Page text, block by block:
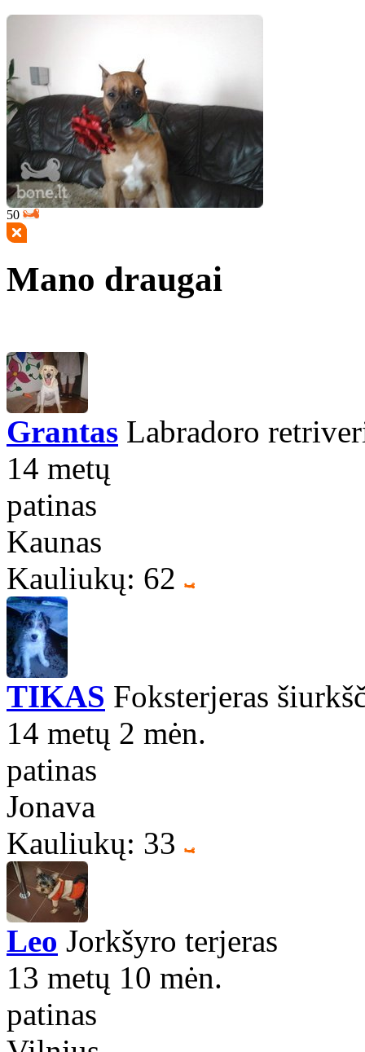
50
Mano draugai
Grantas Labradoro
14 metų
patinas
Kaunas
Kauliukų: 62
TIKAS Foksterjeras
14 metų 2 mėn.
patinas
Jonava
Kauliukų: 33
Leo Jorkšyro terjeras
13 metų 10 mėn.
patinas